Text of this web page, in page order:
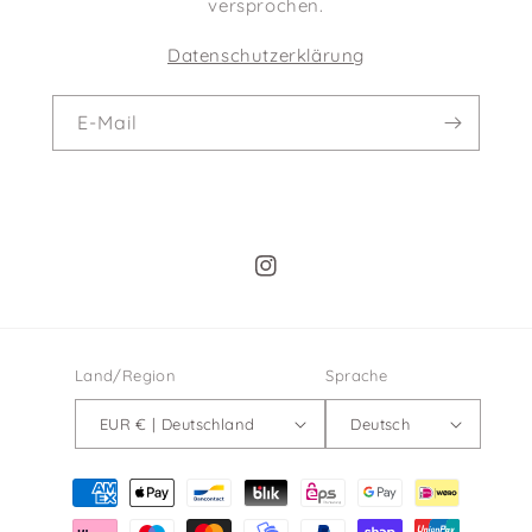
versprochen.
Datenschutzerklärung
E-Mail
Instagram
Land/Region
EUR € | Deutschland
Sprache
Deutsch
Zahlungsmethoden